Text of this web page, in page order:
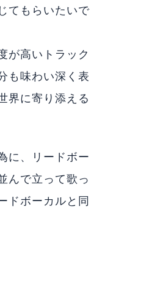
てもらいたいで
が高いトラック
も味わい深く表
界に寄り添える
に、リードボー
んで立って歌っ
ドボーカルと同